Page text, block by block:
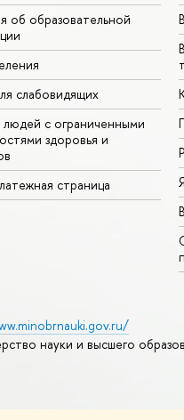
об образовательной
слабовидящих
с ограниченными
здоровья и
страница
науки и высшего